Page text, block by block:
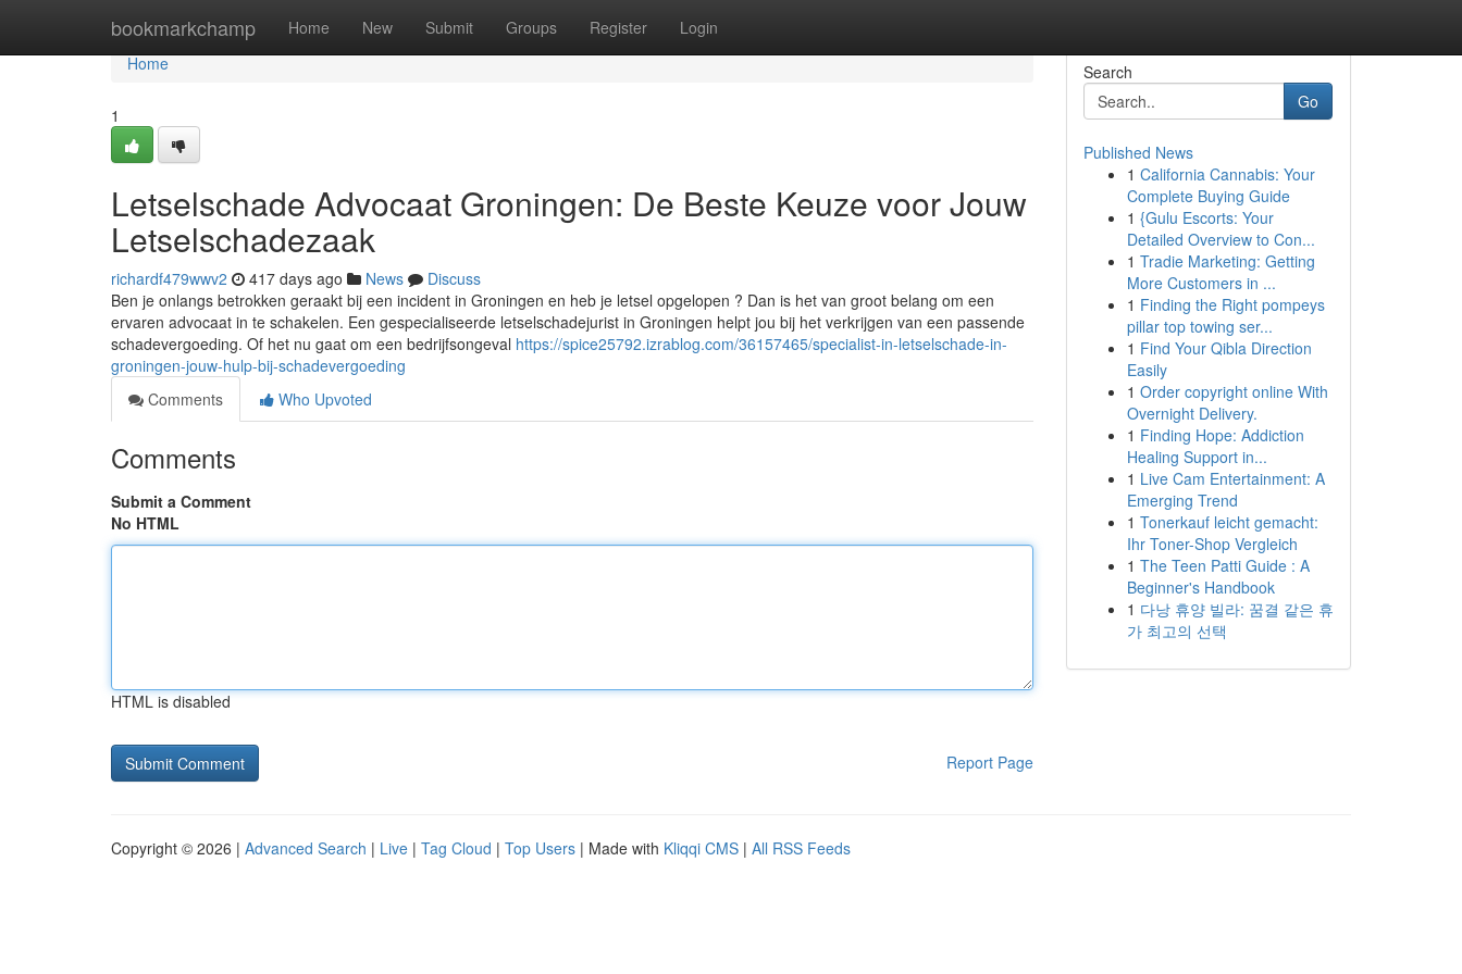
bookmarkchamp Home New Submit Groups Register Login
Home
Home
1
Letselschade Advocaat Groningen: De Beste Keuze voor Jouw
Letselschadezaak
richardf479wwv2 417 days ago News
Discuss
Ben je onlangs betrokken geraakt bij een incident in Groningen en heb je letsel opgelopen ? Dan is het van groot belang om een
ervaren advocaat in te schakelen. Een gespecialiseerde letselschadejurist in Groningen helpt jou bij het verkrijgen van een passende
schadevergoeding. Of het nu gaat om een bedrijfsongeval https://spice25792.izrablog.com/36157465/specialist-in-letselschade-in-
groningen-jouw-hulp-bij-schadevergoeding
Comments
Who Upvoted
Comments
Submit a Comment
No HTML
HTML is disabled
Report Page
Search
Go
Published News
1 California Cannabis: Your
Complete Buying Guide
1 {Gulu Escorts: Your
Detailed Overview to Con...
1 Tradie Marketing: Getting
More Customers in ...
1 Finding the Right pompeys
pillar top towing ser...
1 Find Your Qibla Direction
Easily
1 Order copyright online With
Overnight Delivery.
1 Finding Hope: Addiction
Healing Support in...
1 Live Cam Entertainment: A
Emerging Trend
1 Tonerkauf leicht gemacht:
Ihr Toner-Shop Vergleich
1 The Teen Patti Guide : A
Beginner's Handbook
1 다낭 휴양 빌라: 꿈결 같은 휴
가 최고의 선택
Copyright © 2026 | Advanced Search | Live | Tag Cloud | Top Users | Made with Kliqqi CMS | All RSS Feeds